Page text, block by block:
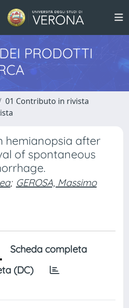
PRODOTTI
01 Contributo in rivista
hemianopsia after
of spontaneous
; GEROSA, Massimo
Scheda completa
(DC)